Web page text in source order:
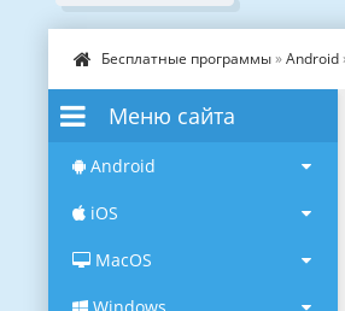
Бесплатные программы»Android
Меню сайта
Android
iOS
MacOS